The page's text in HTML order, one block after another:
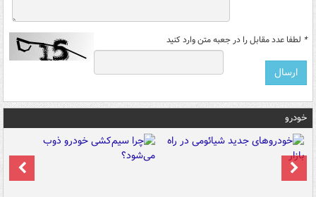
* لطفا عدد مقابل را در جعبه متن وارد کنید
خودرو